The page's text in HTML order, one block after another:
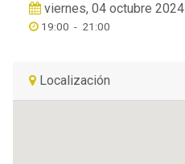
viernes, 04 octubre 2024
19:00 - 21:00
Localización